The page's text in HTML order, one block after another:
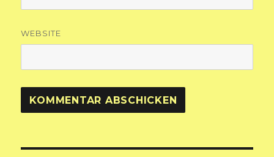
WEBSITE